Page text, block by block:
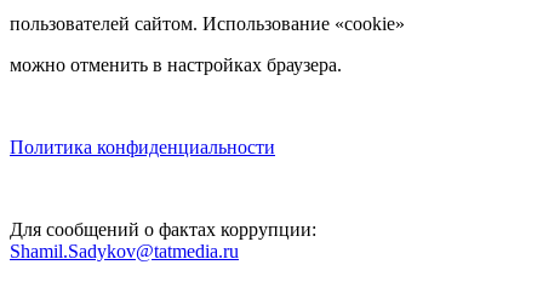
пользователей сайтом. Использование «cookie»
можно отменить в настройках браузера.
Политика конфиденциальности
Для сообщений о фактах коррупции:
Shamil.Sadykov@tatmedia.ru